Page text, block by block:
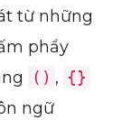
từ những
phẩy
() , {}
ngữ